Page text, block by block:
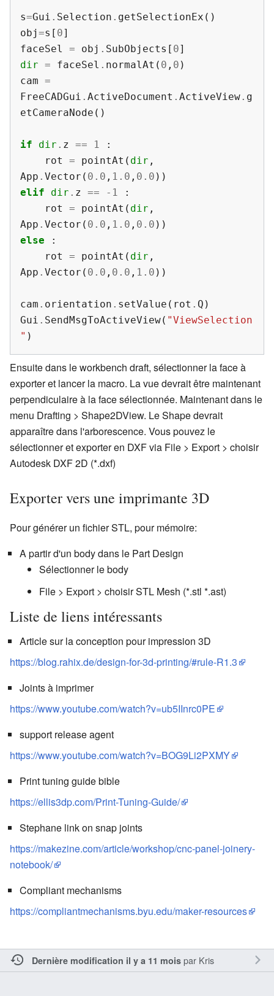
s=Gui . Selection . getSelectionEx ()
obj=s [ 0]
faceSel
= obj . SubObjects [ 0]
dir = faceSel . normalAt ( 0 , 0 )
cam =
FreeCADGui . ActiveDocument . ActiveView. g
etCameraNode ()
if dir . z == 1
:
rot
= pointAt ( dir ,
App . Vector ( 0.0 , 1.0 , 0.0 ))
elif
dir . z == - 1
:
rot
= pointAt ( dir ,
App . Vector ( 0.0 , 1.0 , 0.0 ))
else
:
rot
= pointAt ( dir ,
App . Vector ( 0.0 , 0.0 , 1.0 ))
cam . orientation . setValue ( rot . Q )
Gui . SendMsgToActiveView( "ViewSelection
" )
Ensuite dans le workbench draft, sélectionner la face à
exporter et lancer la macro. La vue devrait être maintenant
perpendiculaire à la face sélectionnée. Maintenant dans le
menu Drafting > Shape2DView. Le Shape devrait
apparaître dans l'arborescence. Vous pouvez le
sélectionner et exporter en DXF via File > Export > choisir
Autodesk DXF 2D (*.dxf)
Exporter vers une imprimante 3D
Pour générer un fichier STL, pour mémoire:
A partir d'un body dans le Part Design
Sélectionner le body
File > Export > choisir STL Mesh (*.stl *.ast)
Liste de liens intéressants
Article sur la conception pour impression 3D
https://blog.rahix.de/design-for-3d-printing/#rule-R1.3
Joints à imprimer
https://www.youtube.com/watch?v=ub5IInrc0PE
support release agent
https://www.youtube.com/watch?v=BOG9Li2PXMY
Print tuning guide bible
https://ellis3dp.com/Print-Tuning-Guide/
Stephane link on snap joints
https://makezine.com/article/workshop/cnc-panel-joinery-
notebook/
Compliant mechanisms
https://compliantmechanisms.byu.edu/maker-resources
Dernière modification il y a 11 moispar Kris